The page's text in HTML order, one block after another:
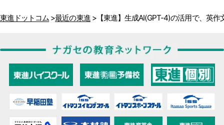
東進ドットコム 最近の東進 【東進】生成AI(GPT-4)の活用で、英